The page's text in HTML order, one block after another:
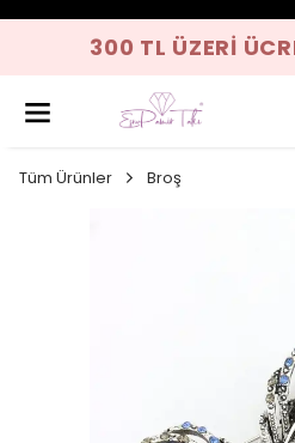
300 TL ÜZERI
Tüm Ürünler Broş